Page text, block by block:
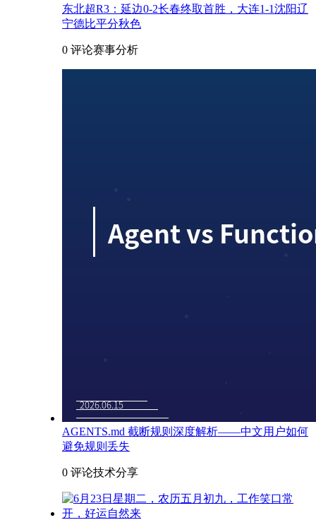
东北超R3：延边0-2长春终取首胜，大连1-1沈阳辽
宁德比平分秋色
0 评论赛事分析
AGENTS.md 截断规则深度解析——中文用户如何
避免规则丢失
0 评论技术分享